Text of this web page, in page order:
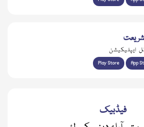
شریعت
ایپلیکیشن
Play Store App
فیڈبیک